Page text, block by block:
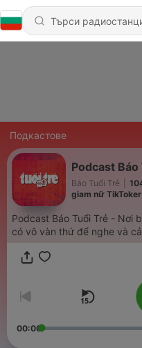
Подкастове
Podcast Báo
Báo Tuổi Trẻ
giam nữ
Podcast Báo Tuổi Trẻ - Nơi
có vô vàn thứ để nghe và
00:00